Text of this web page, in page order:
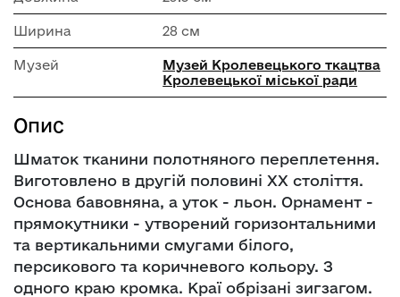
Ширина 28 см
Музей
Музей Кролевецького ткацтва
Кролевецької міської ради
Опис
Шматок тканини полотняного переплетення.
Виготовлено в другій половині ХХ століття.
Основа бавовняна, а уток - льон. Орнамент -
прямокутники - утворений горизонтальними
та вертикальними смугами білого,
персикового та коричневого кольору. З
одного краю кромка. Краї обрізані зигзагом.